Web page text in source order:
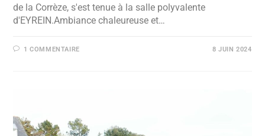
de la Corrèze, s'est tenue à la salle polyvalente
d'EYREIN.Ambiance chaleureuse et…
1 COMMENTAIRE 8 JUIN 2024